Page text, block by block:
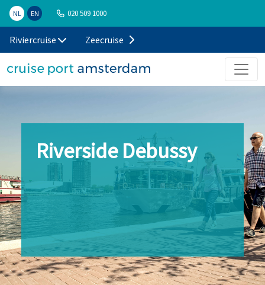
NL EN 020 509 1000
Riviercruise Zeecruise
Riverside Debussy